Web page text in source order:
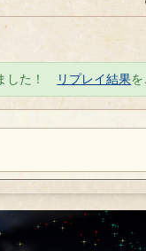
した！ リプレイ結果を